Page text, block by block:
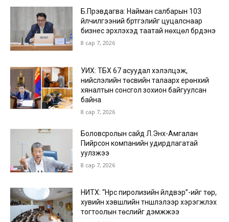
Б.Пүрэвдагва: Найман салбарын 103
үйлчилгээний бүртгэлийг цуцалснаар
бизнес эрхлэхэд таатай нөхцөл бүрдэнэ
8 сар 7, 2026
УИХ: ТБХ 67 асуудал хэлэлцэж,
нийслэлийн төсвийн талаарх ерөнхий
хяналтын сонсгол зохион байгуулсан
байна
8 сар 7, 2026
Боловсролын сайд Л.Энх-Амгалан
Пийрсон компанийн удирдлагатай
уулзжээ
8 сар 7, 2026
НИТХ: “Нүүрс пиролизийн үйлдвэр”-ийг төр,
хувийн хэвшлийн түншлэлээр хэрэгжүүлэх
тогтоолын төслийг дэмжжээ